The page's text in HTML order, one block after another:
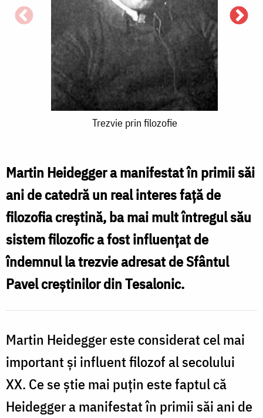
Trezvie prin filozofie
Martin Heidegger a manifestat în primii săi
ani de catedră un real interes față de
filozofia creștină, ba mai mult întregul său
sistem filozofic a fost influențat de
îndemnul la trezvie adresat de Sfântul
Pavel creștinilor din Tesalonic.
Martin Heidegger este considerat cel mai
important și influent filozof al secolului
XX. Ce se știe mai puțin este faptul că
Heidegger a manifestat în primii săi ani de